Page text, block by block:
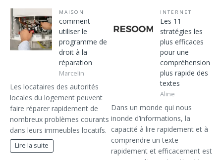
MAISON
comment
utiliser le
programme de
droit à la
réparation
Marcelin
Les locataires des autorités
locales du logement peuvent
faire réparer rapidement de
nombreux problèmes courants
dans leurs immeubles locatifs.
Lire la suite
INTERNET
Les 11
stratégies les
plus efficaces
pour une
compréhension
plus rapide des
textes
Aline
Dans un monde qui nous
inonde d’informations, la
capacité à lire rapidement et à
comprendre un texte
rapidement et efficacement est